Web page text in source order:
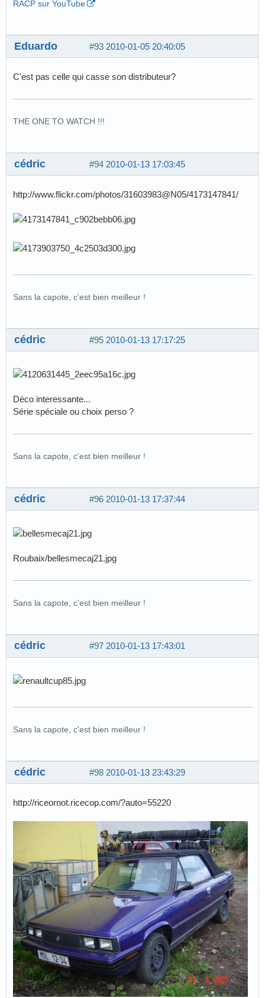
RACP sur YouTube
#93 2010-01-05 20:40:05
Eduardo
C'est pas celle qui casse son distributeur?
THE ONE TO WATCH !!!
#94 2010-01-13 17:03:45
cédric
http://www.flickr.com/photos/31603983@N05/4173147841/
Sans la capote, c'est bien meilleur !
#95 2010-01-13 17:17:25
cédric
Déco interessante...
Série spéciale ou choix perso ?
Sans la capote, c'est bien meilleur !
#96 2010-01-13 17:37:44
cédric
Roubaix/bellesmecaj21.jpg
Sans la capote, c'est bien meilleur !
#97 2010-01-13 17:43:01
cédric
Sans la capote, c'est bien meilleur !
#98 2010-01-13 23:43:29
cédric
http://riceornot.ricecop.com/?auto=55220